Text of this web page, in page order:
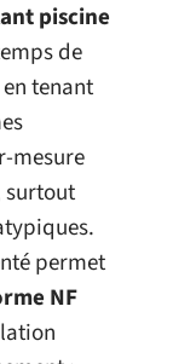
piscine
de
tenant
mesure
permet
NF